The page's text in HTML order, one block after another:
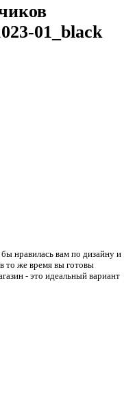
01_black
нравилась вам по дизайну и
то же время вы готовы
- это идеальный вариант